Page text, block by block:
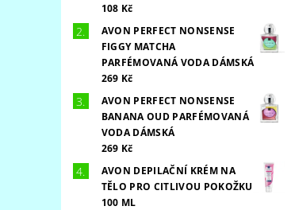
108 Kč
AVON PERFECT NONSENSE
FIGGY MATCHA
PARFÉMOVANÁ VODA DÁMSKÁ
269 Kč
AVON PERFECT NONSENSE
BANANA OUD PARFÉMOVANÁ
VODA DÁMSKÁ
269 Kč
AVON DEPILAČNÍ KRÉM NA
TĚLO PRO CITLIVOU POKOŽKU
100 ML